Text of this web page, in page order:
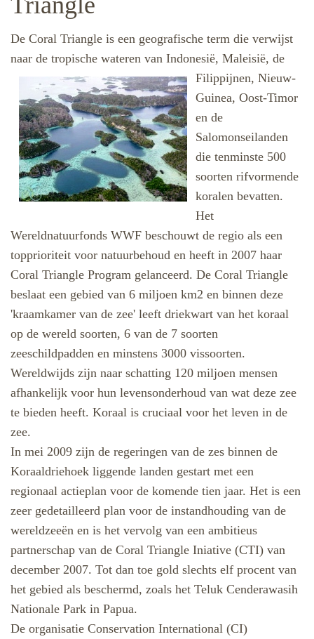
De Coral Triangle is een geografische term die verwijst
naar de tropische wateren van Indonesië, Maleisië, de
Filippijnen, Nieuw-
Guinea, Oost-Timor
en de
Salomonseilanden
die tenminste 500
soorten rifvormende
koralen bevatten.
Het
Wereldnatuurfonds WWF beschouwt de regio als een
topprioriteit voor natuurbehoud en heeft in 2007 haar
Coral Triangle Program gelanceerd. De Coral Triangle
beslaat een gebied van 6 miljoen km2 en binnen deze
'kraamkamer van de zee' leeft driekwart van het koraal
op de wereld soorten, 6 van de 7 soorten
zeeschildpadden en minstens 3000 vissoorten.
Wereldwijds zijn naar schatting 120 miljoen mensen
afhankelijk voor hun levensonderhoud van wat deze zee
te bieden heeft. Koraal is cruciaal voor het leven in de
zee.
In mei 2009 zijn de regeringen van de zes binnen de
Koraaldriehoek liggende landen gestart met een
regionaal actieplan voor de komende tien jaar. Het is een
zeer gedetailleerd plan voor de instandhouding van de
wereldzeeën en is het vervolg van een ambitieus
partnerschap van de Coral Triangle Iniative (CTI) van
december 2007. Tot dan toe gold slechts elf procent van
het gebied als beschermd, zoals het Teluk Cenderawasih
Nationale Park in Papua.
De organisatie Conservation International (CI)